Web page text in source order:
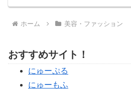
ホーム 美容・ファッション
おすすめサイト！
にゅーぷる
にゅーもふ